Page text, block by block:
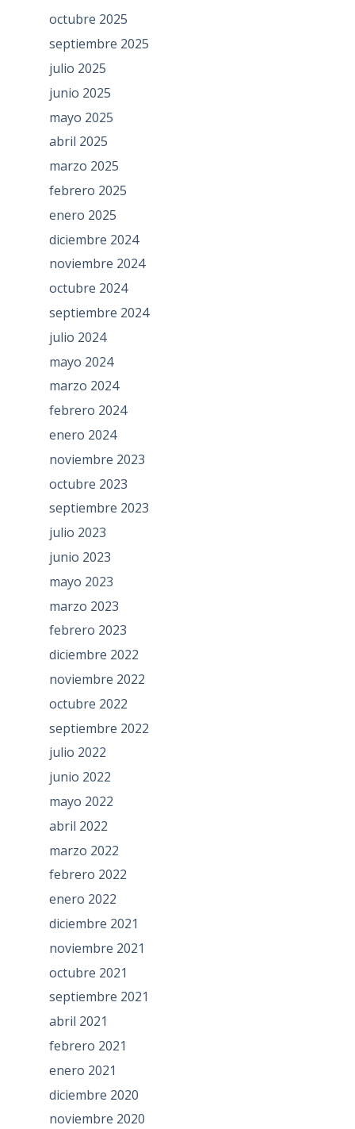
octubre 2025
septiembre 2025
julio 2025
junio 2025
mayo 2025
abril 2025
marzo 2025
febrero 2025
enero 2025
diciembre 2024
noviembre 2024
octubre 2024
septiembre 2024
julio 2024
mayo 2024
marzo 2024
febrero 2024
enero 2024
noviembre 2023
octubre 2023
septiembre 2023
julio 2023
junio 2023
mayo 2023
marzo 2023
febrero 2023
diciembre 2022
noviembre 2022
octubre 2022
septiembre 2022
julio 2022
junio 2022
mayo 2022
abril 2022
marzo 2022
febrero 2022
enero 2022
diciembre 2021
noviembre 2021
octubre 2021
septiembre 2021
abril 2021
febrero 2021
enero 2021
diciembre 2020
noviembre 2020